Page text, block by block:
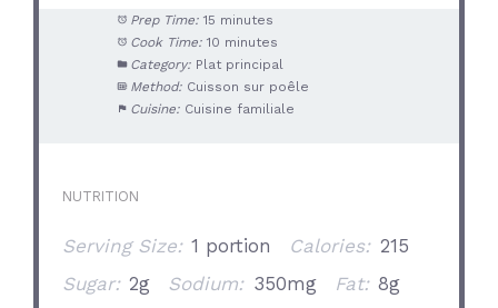
Prep Time: 15 minutes
Cook Time: 10 minutes
Category: Plat principal
Method: Cuisson sur poêle
Cuisine: Cuisine familiale
NUTRITION
Serving Size: 1 portion Calories: 215
Sugar: 2g Sodium: 350mg Fat: 8g